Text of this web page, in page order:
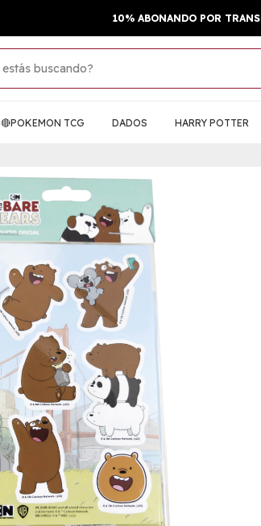
10% ABONANDO POR
🔴POKEMON TCG DADOS HARRY POTTER